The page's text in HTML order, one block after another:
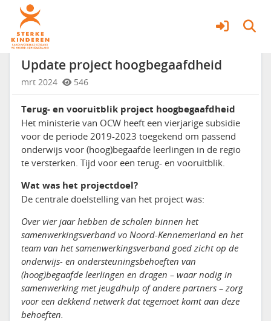
Update project hoogbegaafdheid
mrt 2024 546
Terug- en vooruitblik project hoogbegaafdheid
Het ministerie van OCW heeft een vierjarige subsidie
voor de periode 2019-2023 toegekend om passend
onderwijs voor (hoog)begaafde leerlingen in de regio
te versterken. Tijd voor een terug- en vooruitblik.
Wat was het projectdoel?
De centrale doelstelling van het project was:
Over vier jaar hebben de scholen binnen het
samenwerkingsverband vo Noord-Kennemerland en het
team van het samenwerkingsverband goed zicht op de
onderwijs- en ondersteuningsbehoeften van
(hoog)begaafde leerlingen en dragen – waar nodig in
samenwerking met jeugdhulp of andere partners – zorg
voor een dekkend netwerk dat tegemoet komt aan deze
behoeften.